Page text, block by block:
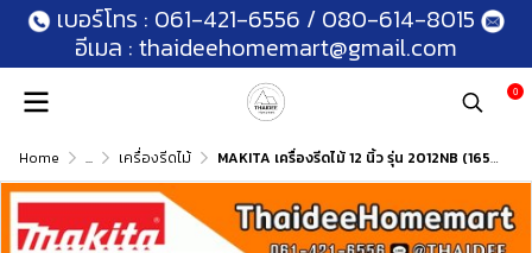
เบอร์โทร : 061-421-6556 / 080-614-8015
อีเมล : thaideehomemart@gmail.com
0
Home ... เครื่องรีดไม้ MAKITA เครื่องรีดไม้ 12 นิ้ว รุ่น 2012NB (1650วัตต์)รับประกันศูนย์ 2 ปี